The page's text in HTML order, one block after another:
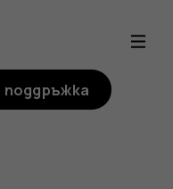
поддръжка